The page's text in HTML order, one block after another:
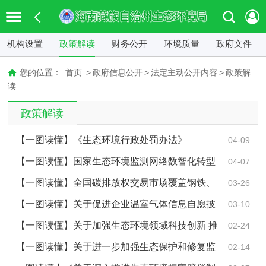
机构设置 政策解读 财务公开 环境质量 政府文件
您的位置： 首页 > 政府信息公开 > 法定主动公开内容 > 政策解
读
政策解读
04-09
【一图读懂】《生态环境行政处罚办法》
04-07
【一图读懂】国家生态环境监测网络数智化转型
方案 03-26
【一图读懂】全国碳排放权交易市场覆盖钢铁、
水泥、铝冶炼行业工作方案 03-10
【一图读懂】关于促进企业温室气体信息自愿披
露的意见 02-24
【一图读懂】关于加强生态环境领域科技创新 推
动美丽中国建设的实施意见 02-14
【一图读懂】关于进一步加强生态保护和修复监